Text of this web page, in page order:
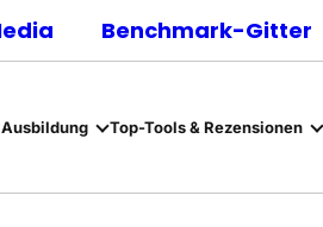
Benchmark-Gitter
Ausbildung Top-Tools & Rezensionen